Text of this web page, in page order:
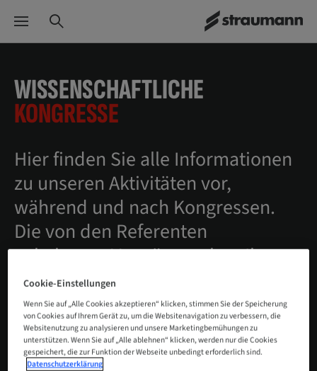
WISSENSCHAFTLICHE
KONGRESSE
Hier finden Sie alle Informationen
zu unseren Aktivitäten vor,
während und nach Kongressen.
Die von den Referenten
gehaltenen Vorträge stehen Ihnen
nach dem Kongress als Video auf
unserer Homepage zur Verfügung.
ABONNIEREN SIE UNSEREN NEWSLETTER
Cookie-Einstellungen
Wenn Sie auf „Alle Cookies akzeptieren“ klicken, stimmen Sie der Speicherung
von Cookies auf Ihrem Gerät zu, um die Websitenavigation zu verbessern, die
Websitenutzung zu analysieren und unsere Marketingbemühungen zu
unterstützen. Wenn Sie auf „Alle ablehnen“ klicken, werden nur die Cookies
gespeichert, die zur Funktion der Webseite unbedingt erforderlich sind.
Datenschutzerklärung